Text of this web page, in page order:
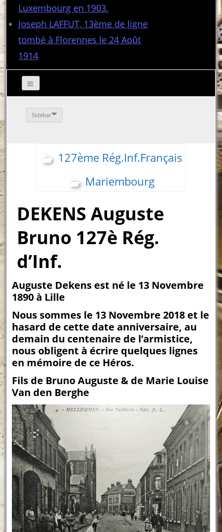
Luxembourg en 1903.
Joseph LAFFUT, 13ème de ligne
tombé à Florennes le 24 Août
1914
Sidebar
127ème Rég.Inf.Français
Mariembourg
DEKENS Auguste
Bruno 127è Rég.
d’Inf.
Auguste Dekens est né le 13 Novembre
1890 à Lille
Nous sommes le 13 Novembre 2018 et le
hasard de cette date anniversaire, au
demain du centenaire de l’armistice,
nous obligent à écrire quelques lignes
en mémoire de ce Héros.
Fils de Bruno Auguste & de Marie Louise
Van den Berghe